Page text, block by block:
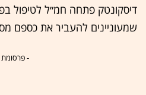
דיסקונטק פתחה חמ״ל לטיפול
שמעוניינים להעביר את כספם
-